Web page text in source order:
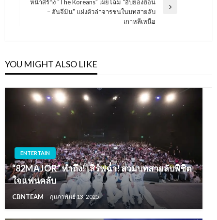
หน้าสร้าง “The Koreans” เผยโฉม “อีบยองฮอน
– ฮันจีมิน” แฝงตัวล่าจารชนในบทสายลับ
เกาหลีเหนือ
YOU MIGHT ALSO LIKE
ENTERTAIN
“82MAJOR” ทำถึง! เสิร์ฟฉ่ำ! สวมบทสายลับพิชิต
ใจแฟนคลับ
CBNTEAM กุมภาพันธ์ 13, 2025